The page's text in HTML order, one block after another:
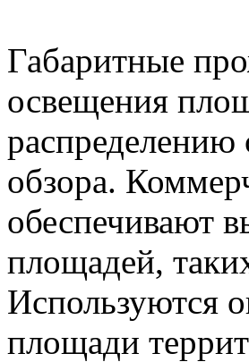
Габаритные
освещения
распределению
обзора.
обеспечивают
площадей,
Используются
площади